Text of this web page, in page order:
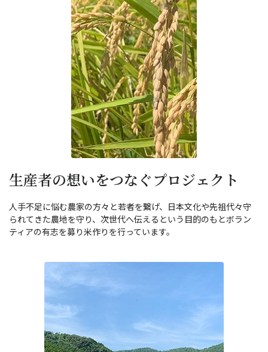
生産者の想いをつなぐプロジェクト
人手不足に悩む農家の方々と若者を繋げ、日本文化や先祖代々守
られてきた農地を守り、次世代へ伝えるという目的のもとボラン
ティアの有志を募り米作りを行っています。